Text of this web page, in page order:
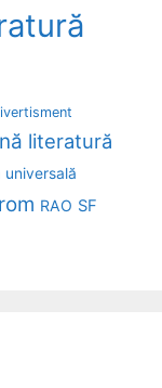
literatură
universală
RAO SF